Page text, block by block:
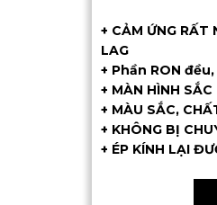
+ CẢM ỨNG
LAG
+ Phần RON
+ MÀN HÌNH
+ MÀU SẮC,
+ KHÔNG BỊ
+ ÉP KÍNH LẠI